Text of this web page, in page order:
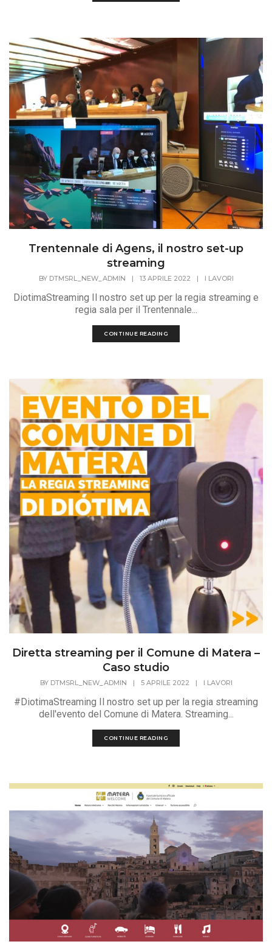
Trentennale di Agens, il nostro set-up
streaming
BY DTMSRL_NEW_ADMIN | 13 APRILE 2022 | I LAVORI
DiotimaStreaming Il nostro set up per la regia streaming e
regia sala per il Trentennale...
CONTINUE READING
Diretta streaming per il Comune di Matera –
Caso studio
BY DTMSRL_NEW_ADMIN | 5 APRILE 2022 | I LAVORI
#DiotimaStreaming Il nostro set up per la regia streaming
dell'evento del Comune di Matera. Streaming...
CONTINUE READING